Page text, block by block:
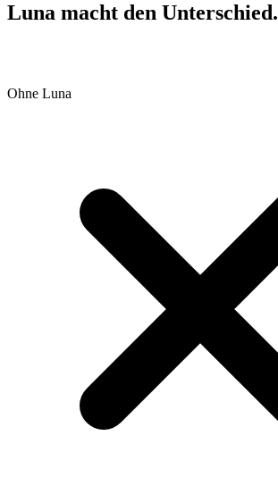
Luna macht den Unterschied.
Ohne Luna